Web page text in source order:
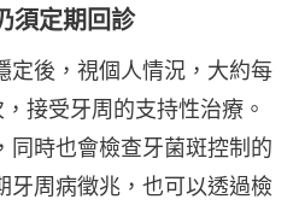
須定期回診
定後，視個人情況，大約每
接受牙周的支持性治療。
同時也會檢查牙菌斑控制的
牙周病徵兆，也可以透過檢